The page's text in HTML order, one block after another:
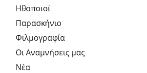
Hθοποιοί
Παρασκήνιο
Φιλμογραφία
Οι Αναμνήσεις μας
Νέα